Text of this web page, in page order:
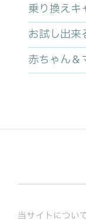
乗り換えキ
お試し出
赤ちゃん＆
当サイトについ